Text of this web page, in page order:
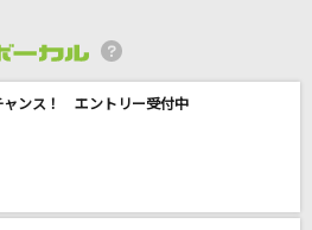
ャンス！ エントリー受付中